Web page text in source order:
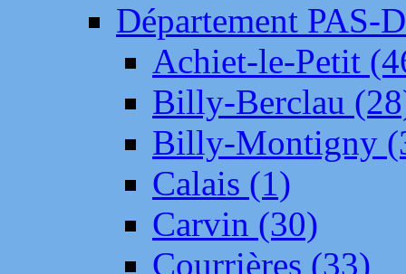
Département PAS-
Achiet-le-Petit
Billy-Berclau
Billy-Montigny
Calais (1)
Carvin (30)
Courrières (33)